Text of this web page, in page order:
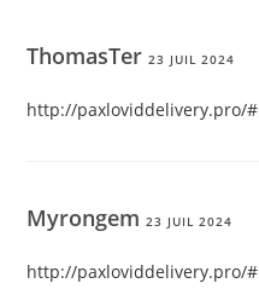
ThomasTer23 JUIL 2024
http://paxloviddelivery.pro/#
Myrongem23 JUIL 2024
http://paxloviddelivery.pro/#